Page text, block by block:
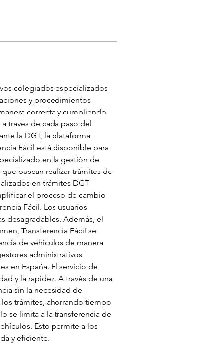
colegiados especializados
y procedimientos
correcta y cumpliendo
través de cada paso del
la DGT, la plataforma
Fácil está disponible para
en la gestión de
buscan realizar trámites de
en trámites DGT
el proceso de cambio
Fácil. Los usuarios
desagradables. Además, el
Transferencia Fácil se
de vehículos de manera
administrativos
en España. El servicio de
y la rapidez. A través de una
sin la necesidad de
trámites, ahorrando tiempo
se limita a la transferencia de
Esto permite a los
y eficiente.